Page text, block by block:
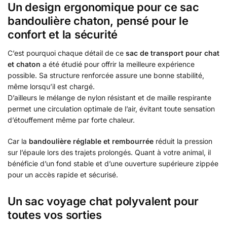
Un design ergonomique pour ce sac
bandoulière chaton, pensé pour le
confort et la sécurité
C’est pourquoi chaque détail de ce sac de transport pour chat
et chaton a été étudié pour offrir la meilleure expérience
possible. Sa structure renforcée assure une bonne stabilité,
même lorsqu’il est chargé.
D’ailleurs le mélange de nylon résistant et de maille respirante
permet une circulation optimale de l’air, évitant toute sensation
d’étouffement même par forte chaleur.
Car la bandoulière réglable et rembourrée réduit la pression
sur l’épaule lors des trajets prolongés. Quant à votre animal, il
bénéficie d’un fond stable et d’une ouverture supérieure zippée
pour un accès rapide et sécurisé.
Un sac voyage chat polyvalent pour
toutes vos sorties